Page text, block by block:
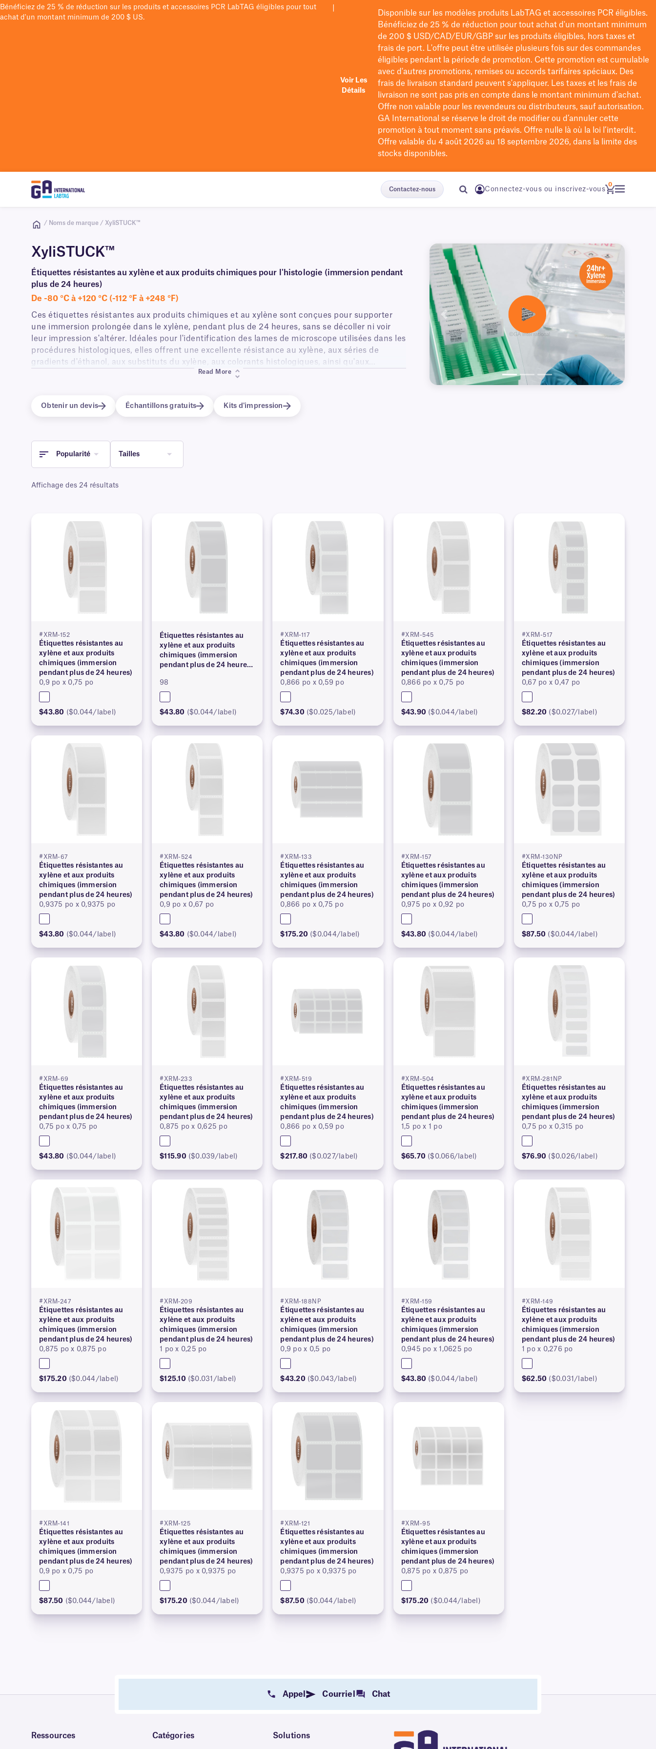
Bénéficiez de 25 % de réduction sur les produits et accessoires PCR LabTAG éligibles pour tout
achat d'un montant minimum de 200 $ US.
Voir Les
Détails
Disponible sur les modèles produits LabTAG et accessoires PCR éligibles.
Bénéficiez de 25 % de réduction pour tout achat d'un montant minimum
de 200 $USD/CAD/EUR/GBPsur les produits éligibles, hors taxes et
frais de port. L'offre peut être utilisée plusieurs fois sur des commandes
éligibles pendant la période de promotion. Cette promotion est cumulable
avec d'autres promotions, remises ou accords tarifaires spéciaux. Des
frais de livraison standard peuvent s'appliquer. Les taxes et les frais de
livraison ne sont pas pris en compte dans le montant minimum d'achat.
Offre non valable pour les revendeurs ou distributeurs, sauf autorisation.
GA International se réserve le droit de modifierou d’annuler cette
promotion à tout moment sans préavis. Offre nulle là où la loi l’interdit.
Offre valable du 4 août 2026 au 18 septembre 2026, dans la limite des
stocks disponibles.
Contactez-nous Connectez-vous ou inscrivez-vous
0
/ Noms de marque / XyliSTUCK™
XyliSTUCK™
Étiquettes résistantes au xylène et aux produits chimiques pour l'histologie (immersion pendant
plus de 24 heures)
De -80 °C à +120 °C (-112 °F à +248 °F)
Ces étiquettes résistantes aux produits chimiques et au xylène sont conçues pour supporter
une immersion prolongée dans le xylène, pendant plus de 24 heures, sans se décoller ni voir
leur impression s'altérer. Idéales pour l'identification des lames de microscope utilisées dans les
procédures histologiques, elles offrent une excellente résistance au xylène, aux séries de
gradients d'éthanol, aux substituts du xylène, aux colorants histologiques, ainsi qu'aux
traitements à haute température (70 °C). Compatibles avec les systèmes de traitement manuel
Read More
Obtenir un devis Échantillons gratuits Kits d'impression
Précédent
Popularité Tailles
Affichage des 24 résultats
#XRM-152
Étiquettes résistantes au
xylène et aux produits
chimiques (immersion
pendant plus de 24 heures)
0,9 po x 0,75 po
$43.80 ($0.044/label)
Étiquettes résistantes au
xylène et aux produits
chimiques (immersion
pendant plus de 24 heures)
98
$43.80 ($0.044/label)
#XRM-117
Étiquettes résistantes au
xylène et aux produits
chimiques (immersion
pendant plus de 24 heures)
0,866 po x 0,59 po
$74.30 ($0.025/label)
#XRM-545
Étiquettes résistantes au
xylène et aux produits
chimiques (immersion
pendant plus de 24 heures)
0,866 po x 0,75 po
$43.90 ($0.044/label)
#XRM-517
Étiquettes résistantes au
xylène et aux produits
chimiques (immersion
pendant plus de 24 heures)
0,67 po x 0,47 po
$82.20 ($0.027/label)
#XRM-67
Étiquettes résistantes au
xylène et aux produits
chimiques (immersion
pendant plus de 24 heures)
0,9375 po x 0,9375 po
$43.80 ($0.044/label)
#XRM-524
Étiquettes résistantes au
xylène et aux produits
chimiques (immersion
pendant plus de 24 heures)
0,9 po x 0,67 po
$43.80 ($0.044/label)
#XRM-133
Étiquettes résistantes au
xylène et aux produits
chimiques (immersion
pendant plus de 24 heures)
0,866 po x 0,75 po
$175.20 ($0.044/label)
#XRM-157
Étiquettes résistantes au
xylène et aux produits
chimiques (immersion
pendant plus de 24 heures)
0,975 po x 0,92 po
$43.80 ($0.044/label)
#XRM-130NP
Étiquettes résistantes au
xylène et aux produits
chimiques (immersion
pendant plus de 24 heures)
0,75 po x 0,75 po
$87.50 ($0.044/label)
#XRM-69
Étiquettes résistantes au
xylène et aux produits
chimiques (immersion
pendant plus de 24 heures)
0,75 po x 0,75 po
$43.80 ($0.044/label)
#XRM-233
Étiquettes résistantes au
xylène et aux produits
chimiques (immersion
pendant plus de 24 heures)
0,875 po x 0,625 po
$115.90 ($0.039/label)
#XRM-519
Étiquettes résistantes au
xylène et aux produits
chimiques (immersion
pendant plus de 24 heures)
0,866 po x 0,59 po
$217.80 ($0.027/label)
#XRM-504
Étiquettes résistantes au
xylène et aux produits
chimiques (immersion
pendant plus de 24 heures)
1,5 po x 1 po
$65.70 ($0.066/label)
#XRM-281NP
Étiquettes résistantes au
xylène et aux produits
chimiques (immersion
pendant plus de 24 heures)
0,75 po x 0,315 po
$76.90 ($0.026/label)
#XRM-247
Étiquettes résistantes au
xylène et aux produits
chimiques (immersion
pendant plus de 24 heures)
0,875 po x 0,875 po
$175.20 ($0.044/label)
#XRM-209
Étiquettes résistantes au
xylène et aux produits
chimiques (immersion
pendant plus de 24 heures)
1 po x 0,25 po
$125.10 ($0.031/label)
#XRM-188NP
Étiquettes résistantes au
xylène et aux produits
chimiques (immersion
pendant plus de 24 heures)
0,9 po x 0,5 po
$43.20 ($0.043/label)
#XRM-159
Étiquettes résistantes au
xylène et aux produits
chimiques (immersion
pendant plus de 24 heures)
0,945 po x 1,0625 po
$43.80 ($0.044/label)
#XRM-149
Étiquettes résistantes au
xylène et aux produits
chimiques (immersion
pendant plus de 24 heures)
1 po x 0,276 po
$62.50 ($0.031/label)
#XRM-141
Étiquettes résistantes au
xylène et aux produits
chimiques (immersion
pendant plus de 24 heures)
0,9 po x 0,75 po
$87.50 ($0.044/label)
#XRM-125
Étiquettes résistantes au
xylène et aux produits
chimiques (immersion
pendant plus de 24 heures)
0,9375 po x 0,9375 po
$175.20 ($0.044/label)
#XRM-121
Étiquettes résistantes au
xylène et aux produits
chimiques (immersion
pendant plus de 24 heures)
0,9375 po x 0,9375 po
$87.50 ($0.044/label)
#XRM-95
Étiquettes résistantes au
xylène et aux produits
chimiques (immersion
pendant plus de 24 heures)
0,875 po x 0,875 po
$175.20 ($0.044/label)
Appel Courriel Chat
Ressources Catégories Solutions